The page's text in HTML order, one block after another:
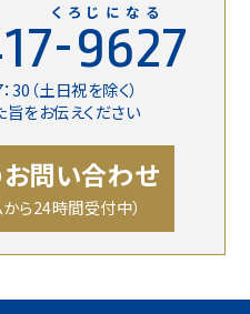
9627
（土日祝を除く）
をお伝えください
くろじになる
問い合わせ
から24時間受付中）